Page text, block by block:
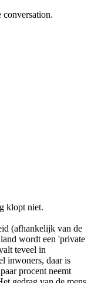
conversation.
klopt niet.
(afhankelijk van de
wordt een 'private
teveel in
inwoners, daar is
procent neemt